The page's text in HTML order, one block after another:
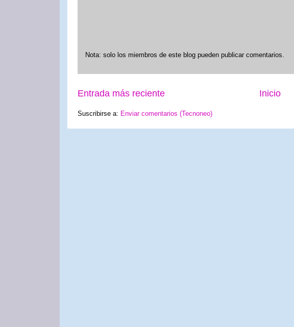
Nota: solo los miembros de este blog pueden publicar comentarios.
Entrada más reciente Inicio
Suscribirse a: Enviar comentarios (Tecnoneo)